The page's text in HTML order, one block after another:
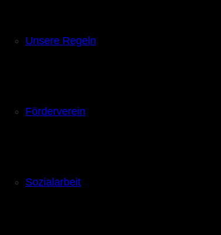
Unsere Regeln
Förderverein
Sozialarbeit